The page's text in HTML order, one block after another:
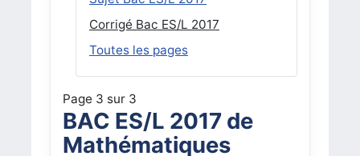
Corrigé Bac ES/L 2017
Toutes les pages
Page 3 sur 3
BAC ES/L 2017 de
Mathématiques